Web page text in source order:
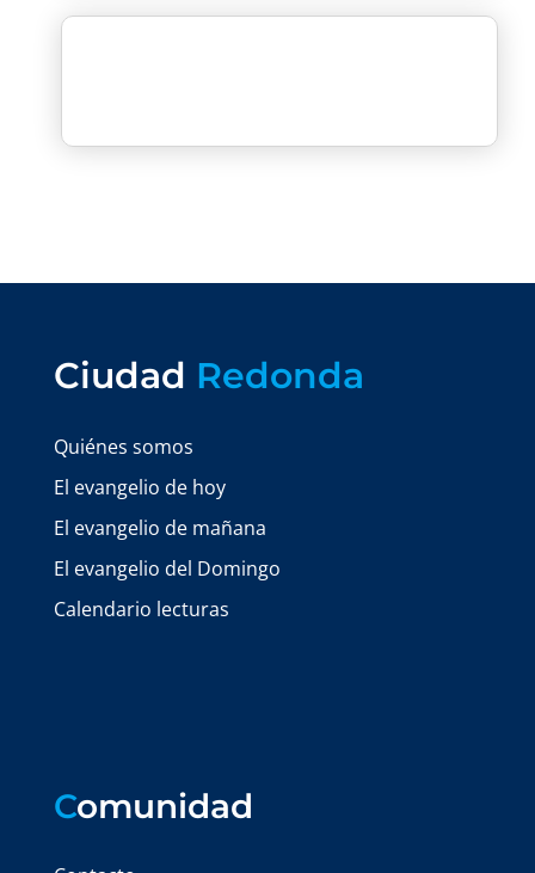
Ciudad Redonda
Quiénes somos
El evangelio de hoy
El evangelio de mañana
El evangelio del Domingo
Calendario lecturas
Comunidad